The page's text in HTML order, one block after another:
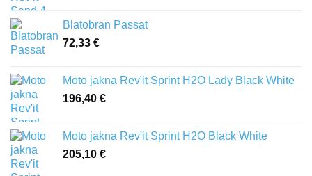
Blatobran Passat
72,33 €
Moto jakna Rev'it Sprint H2O Lady Black White
196,40 €
Moto jakna Rev'it Sprint H2O Black White
205,10 €